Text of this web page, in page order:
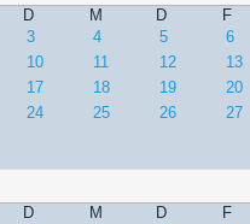
D M D F
3 4 5 6
10 11 12 13
17 18 19 20
24 25 26 27
D M D F